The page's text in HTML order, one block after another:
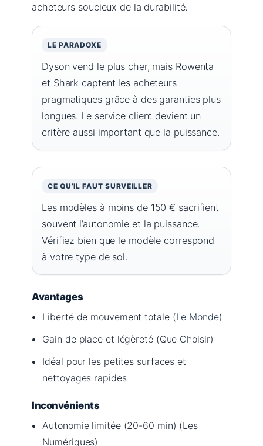
acheteurs soucieux de la durabilité.
LE PARADOXE
Dyson vend le plus cher, mais Rowenta
et Shark captent les acheteurs
pragmatiques grâce à des garanties plus
longues. Le service client devient un
critère aussi important que la puissance.
CE QU’IL FAUT SURVEILLER
Les modèles à moins de 150 € sacrifient
souvent l’autonomie et la puissance.
Vérifiez bien que le modèle correspond
à votre type de sol.
Avantages
Liberté de mouvement totale (Le Monde)
Gain de place et légèreté (Que Choisir)
Idéal pour les petites surfaces et
nettoyages rapides
Inconvénients
Autonomie limitée (20-60 min) (Les
Numériques)